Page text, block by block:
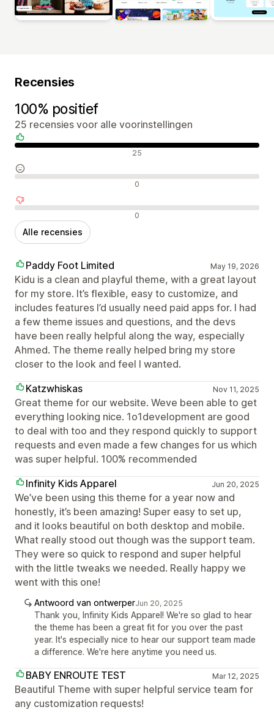
Recensies
100% positief
25 recensies voor alle voorinstellingen
Positieve recensies 25
Neutrale recensies 0
Negatieve recensies 0
Alle recensies
Paddy Foot Limited May 19, 2026
Kidu is a clean and playful theme, with a great layout
for my store. It’s flexible, easy to customize, and
includes features I’d usually need paid apps for. I had
a few theme issues and questions, and the devs
have been really helpful along the way, especially
Ahmed. The theme really helped bring my store
closer to the look and feel I wanted.
Katzwhiskas
Nov 11, 2025
Great theme for our website. Weve been able to get
everything looking nice. 1o1development are good
to deal with too and they respond quickly to support
requests and even made a few changes for us which
was super helpful. 100% recommended
Infinity Kids Apparel
Jun 20, 2025
We’ve been using this theme for a year now and
honestly, it’s been amazing! Super easy to set up,
and it looks beautiful on both desktop and mobile.
What really stood out though was the support team.
They were so quick to respond and super helpful
with the little tweaks we needed. Really happy we
went with this one!
Antwoord van ontwerperJun 20, 2025
Thank you, Infinity Kids Apparel! We're so glad to hear
the theme has been a great fit for you over the past
year. It's especially nice to hear our support team made
a difference. We're here anytime you need us.
BABY ENROUTE TEST Mar 12, 2025
Beautiful Theme with super helpful service team for
any customization requests!